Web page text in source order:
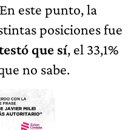
este punto, la
posiciones fue
que sí, el 33,1%
no sabe.